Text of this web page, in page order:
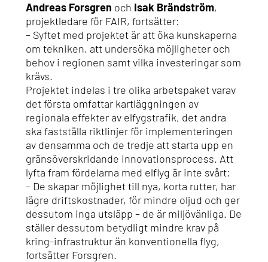
Andreas Forsgren och Isak Brändström,
projektledare för FAIR, fortsätter:
– Syftet med projektet är att öka kunskaperna
om tekniken, att undersöka möjligheter och
behov i regionen samt vilka investeringar som
krävs.
Projektet indelas i tre olika arbetspaket varav
det första omfattar kartläggningen av
regionala effekter av elfygstrafik, det andra
ska fastställa riktlinjer för implementeringen
av densamma och de tredje att starta upp en
gränsöverskridande innovationsprocess. Att
lyfta fram fördelarna med elflyg är inte svårt:
– De skapar möjlighet till nya, korta rutter, har
lägre driftskostnader, för mindre oljud och ger
dessutom inga utsläpp – de är miljövänliga. De
ställer dessutom betydligt mindre krav på
kring-infrastruktur än konventionella flyg,
fortsätter Forsgren.